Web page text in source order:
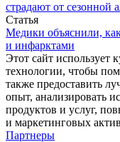
страдают от сезонной
Статья
Медики объяснили,
и инфарктами
Этот сайт использует
технологии, чтобы
также предоставить
опыт, анализировать
продуктов и услуг,
и маркетинговых
Партнеры